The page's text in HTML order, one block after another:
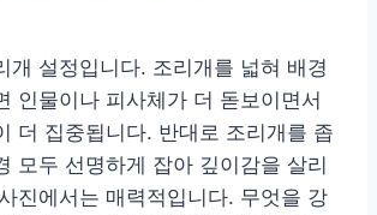
개 설정입니다. 조리개를 넓혀 배경
인물이나 피사체가 더 돋보이면서
더 집중됩니다. 반대로 조리개를 좁
모두 선명하게 잡아 깊이감을 살리
진에서는 매력적입니다. 무엇을 강